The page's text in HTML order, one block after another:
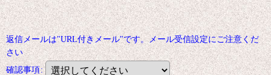
返信メールは"URL付きメール"です。メール受信設定にご注意くだ
さい
確認事項: